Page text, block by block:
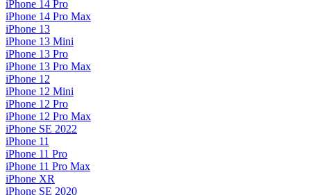
iPhone 14 Pro
iPhone 14 Pro Max
iPhone 13
iPhone 13 Mini
iPhone 13 Pro
iPhone 13 Pro Max
iPhone 12
iPhone 12 Mini
iPhone 12 Pro
iPhone 12 Pro Max
iPhone SE 2022
iPhone 11
iPhone 11 Pro
iPhone 11 Pro Max
iPhone XR
iPhone SE 2020